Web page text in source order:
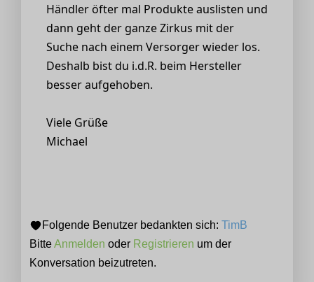
Händler öfter mal Produkte auslisten und
dann geht der ganze Zirkus mit der
Suche nach einem Versorger wieder los.
Deshalb bist du i.d.R. beim Hersteller
besser aufgehoben.
Viele Grüße
Michael
Folgende Benutzer bedankten sich: TimB
BitteAnmelden oder Registrieren um der
Konversation beizutreten.